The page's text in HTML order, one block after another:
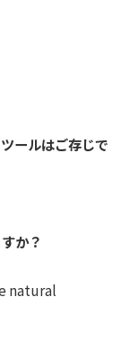
ールはご存じで
か？